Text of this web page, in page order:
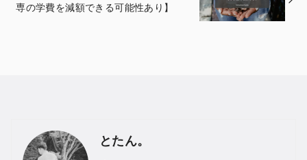
専の学費を減額できる可能性あり】
とたん。